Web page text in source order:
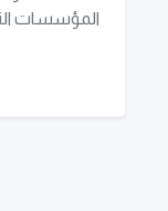
المؤسسات